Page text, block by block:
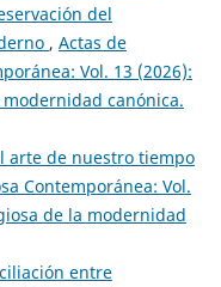
del
, Actas de
Vol. 13 (2026):
canónica.
arte de nuestro tiempo
Contemporánea: Vol.
de la modernidad
entre